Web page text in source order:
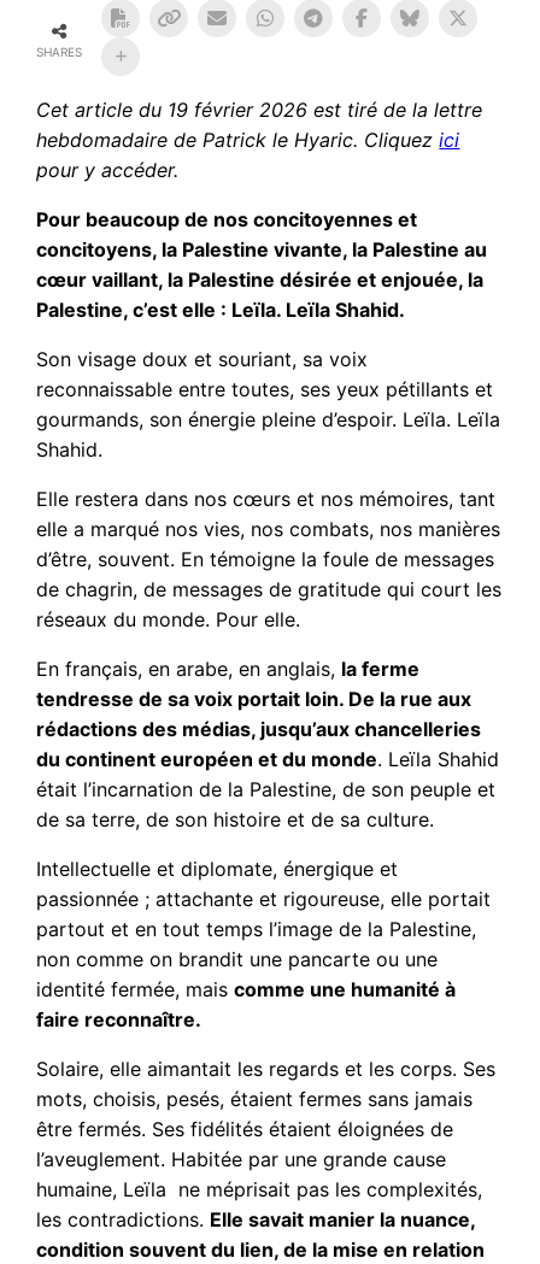
SHARES
Cet article du 19 février 2026 est tiré de la lettre
hebdomadaire de Patrick le Hyaric. Cliquezici
pour y accéder.
Pour beaucoup de nos concitoyennes et
concitoyens, la Palestine vivante, la Palestine au
cœur vaillant, la Palestine désirée et enjouée, la
Palestine, c’est elle : Leïla. Leïla Shahid.
Son visage doux et souriant, sa voix
reconnaissable entre toutes, ses yeux pétillants et
gourmands, son énergie pleine d’espoir. Leïla. Leïla
Shahid.
Elle restera dans nos cœurs et nos mémoires, tant
elle a marqué nos vies, nos combats, nos manières
d’être, souvent. En témoigne la foule de messages
de chagrin, de messages de gratitude qui court les
réseaux du monde. Pour elle.
En français, en arabe, en anglais, la ferme
tendresse de sa voix portait loin. De la rue aux
rédactions des médias, jusqu’aux chancelleries
du continent européen et du monde. Leïla Shahid
était l’incarnation de la Palestine, de son peuple et
de sa terre, de son histoire et de sa culture.
Intellectuelle et diplomate, énergique et
passionnée ; attachante et rigoureuse, elle portait
partout et en tout temps l’image de la Palestine,
non comme on brandit une pancarte ou une
identité fermée, maiscomme une humanité à
faire reconnaître.
Solaire, elle aimantait les regards et les corps. Ses
mots, choisis, pesés, étaient fermes sans jamais
être fermés. Ses fidélités étaient éloignées de
l’aveuglement. Habitée par une grande cause
humaine, Leïla ne méprisait pas les complexités,
les contradictions. Elle savait manier la nuance,
condition souvent du lien, de la mise en relation